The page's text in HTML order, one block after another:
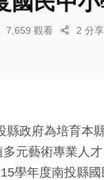
7,659 觀看 2 分享
縣政府為培育本
元藝術專業人
學年度南投縣